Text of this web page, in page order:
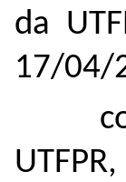
da
17/04/